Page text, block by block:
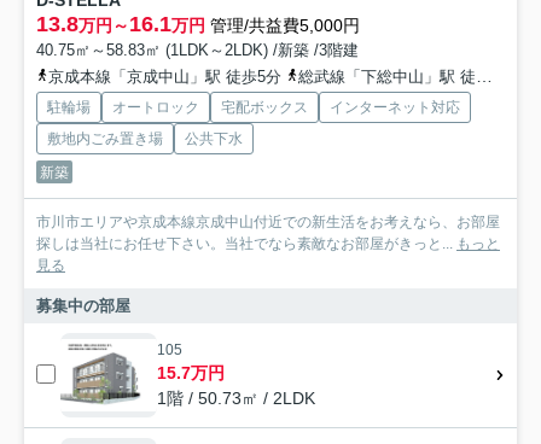
13.8万円～16.1万円 管理/共益費5,000円
40.75㎡～58.83㎡ (1LDK～2LDK) /新築 /3階建
京成本線「京成中山」駅 徒歩5分
総武線「下総中山」駅 徒歩6分
駐輪場 オートロック 宅配ボックス
インターネット対応
敷地内ごみ置き場
公共下水
新築
市川市エリアや京成本線京成中山付近での新生活をお考えなら、お部屋
探しは当社にお任せ下さい。当社でなら素敵なお部屋がきっと... もっと
見る
募集中の部屋
105
15.7万円
1階 / 50.73㎡ / 2LDK